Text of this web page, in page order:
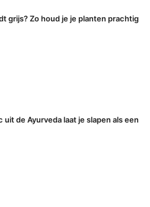
grijs? Zo houd je je planten prachtig
uit de Ayurveda laat je slapen als een